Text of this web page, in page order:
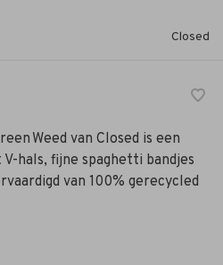
Closed
Weed van Closed is een
hals, fijne spaghetti bandjes
van 100% gerecycled